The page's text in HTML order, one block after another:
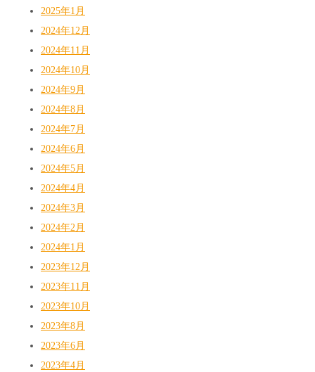
2025年1月
2024年12月
2024年11月
2024年10月
2024年9月
2024年8月
2024年7月
2024年6月
2024年5月
2024年4月
2024年3月
2024年2月
2024年1月
2023年12月
2023年11月
2023年10月
2023年8月
2023年6月
2023年4月